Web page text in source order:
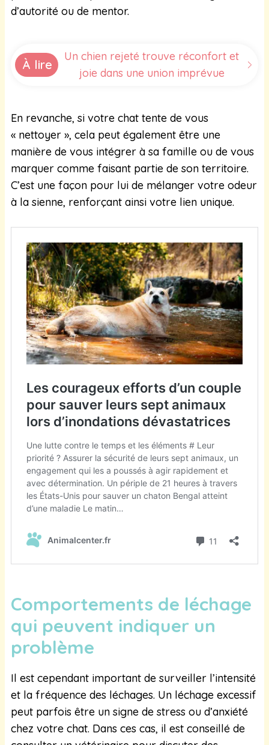
d’autorité ou de mentor.
À lire
Un chien rejeté trouve réconfort et
joie dans une union imprévue
En revanche, si votre chat tente de vous
« nettoyer », cela peut également être une
manière de vous intégrer à sa famille ou de vous
marquer comme faisant partie de son territoire.
C’est une façon pour lui de mélanger votre odeur
à la sienne, renforçant ainsi votre lien unique.
Comportements de léchage
qui peuvent indiquer un
problème
Il est cependant important de surveiller l’intensité
et la fréquence des léchages. Un léchage excessif
peut parfois être un signe de stress ou d’anxiété
chez votre chat. Dans ces cas, il est conseillé de